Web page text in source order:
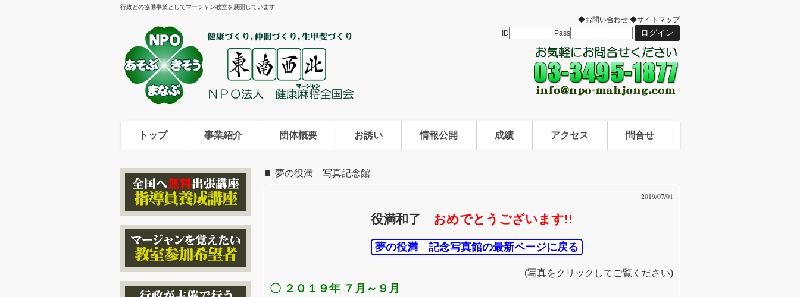
行政との協働事業としてマージャン教室を展開しています
◆お問い合わせ ◆サイトマップ
ID
Pass
トップ 事業紹介 団体概要 お誘い 情報公開 成績 アクセス 問合せ
夢の役満 写真記念館
2019/07/01
役満和了 おめでとうございます!!
夢の役満 記念写真館の最新ページに戻る
(写真をクリックしてご覧ください)
〇 ２０１９年 ７月～９月